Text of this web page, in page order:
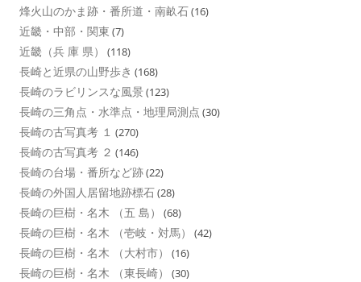
烽火山のかま跡・番所道・南畝石(16)
近畿・中部・関東 (7)
近畿（兵 庫 県） (118)
長崎と近県の山野歩き (168)
長崎のラビリンスな風景 (123)
長崎の三角点・水準点・地理局測点 (30)
長崎の古写真考 １ (270)
長崎の古写真考 ２ (146)
長崎の台場・番所など跡(22)
長崎の外国人居留地跡標石(28)
長崎の巨樹・名木 （五 島） (68)
長崎の巨樹・名木 （壱岐・対馬） (42)
長崎の巨樹・名木 （大村市） (16)
長崎の巨樹・名木 （東長崎） (30)